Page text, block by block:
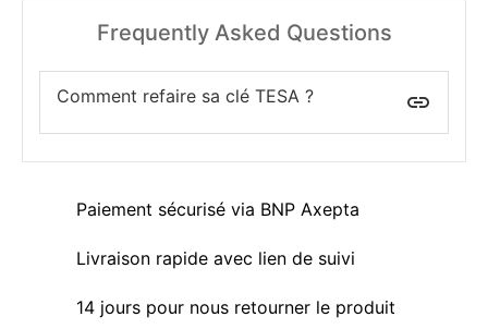
Frequently Asked Questions
Comment refaire sa clé TESA ? insert_link
Paiement sécurisé via BNP Axepta
Livraison rapide avec lien de suivi
14 jours pour nous retourner le produit